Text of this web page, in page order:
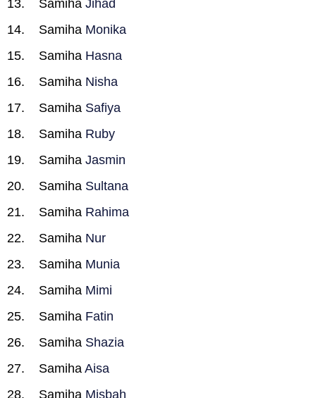
Samiha Jihad
Samiha Monika
Samiha Hasna
Samiha Nisha
Samiha Safiya
Samiha Ruby
Samiha Jasmin
Samiha Sultana
Samiha Rahima
Samiha Nur
Samiha Munia
Samiha Mimi
Samiha Fatin
Samiha Shazia
Samiha Aisa
Samiha Misbah